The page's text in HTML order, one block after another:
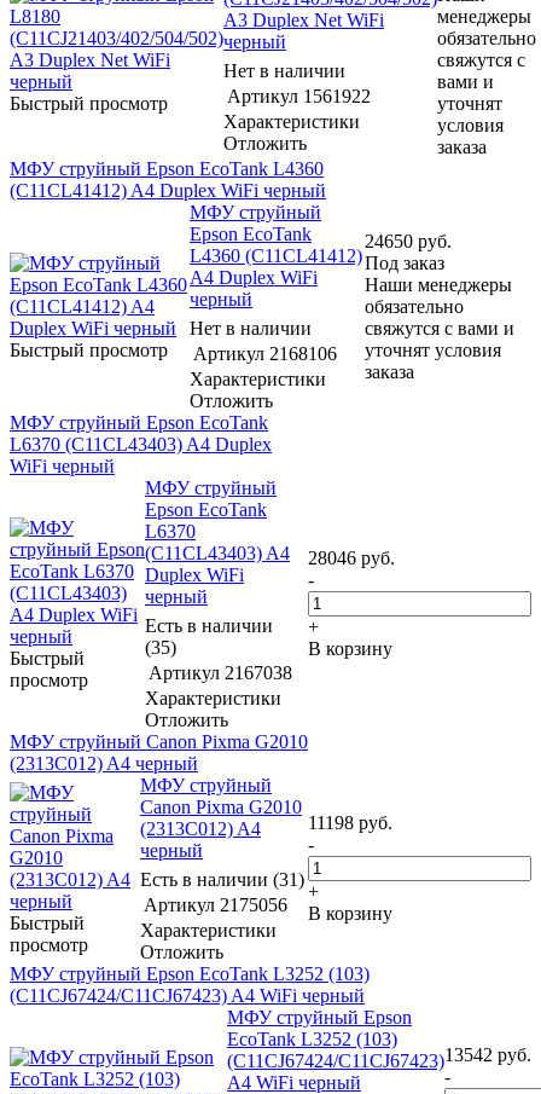
Быстрый просмотр
A3 Duplex Net WiFi
черный
Нет в наличии
Артикул 1561922
Характеристики
Отложить
менеджеры
обязательно
свяжутся с
вами и
уточнят
условия
заказа
МФУ струйный Epson EcoTank L4360
(C11CL41412) A4 Duplex WiFi черный
Быстрый просмотр
МФУ струйный
Epson EcoTank
L4360 (C11CL41412)
A4 Duplex WiFi
черный
Нет в наличии
Артикул 2168106
Характеристики
Отложить
24650 руб.
Под заказ
Наши менеджеры
обязательно
свяжутся с вами и
уточнят условия
заказа
МФУ струйный Epson EcoTank
L6370 (C11CL43403) A4 Duplex
WiFi черный
Быстрый
просмотр
МФУ струйный
Epson EcoTank
L6370
(C11CL43403) A4
Duplex WiFi
черный
Есть в наличии
(35)
Артикул 2167038
Характеристики
Отложить
28046 руб.
-
+
В корзину
МФУ струйный Canon Pixma G2010
(2313C012) A4 черный
Быстрый
просмотр
МФУ струйный
Canon Pixma G2010
(2313C012) A4
черный
Есть в наличии (31)
Артикул 2175056
Характеристики
Отложить
11198 руб.
-
+
В корзину
МФУ струйный Epson EcoTank L3252 (103)
(C11CJ67424/C11CJ67423) A4 WiFi черный
МФУ струйный Epson
EcoTank L3252 (103)
(C11CJ67424/C11CJ67423)
A4 WiFi черный
13542 руб.
-